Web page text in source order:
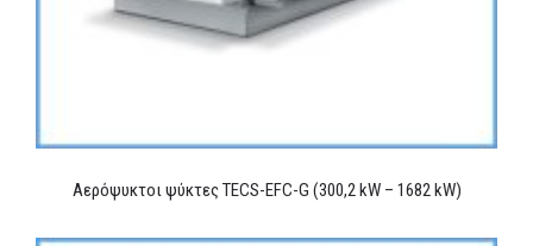
Αερόψυκτοι ψύκτες TECS-EFC-G (300,2 kW – 1682 kW)